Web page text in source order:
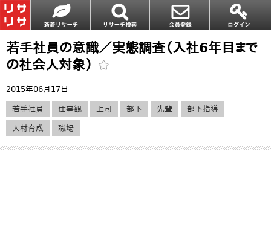
若手社員の意識／実態調査（入社6年目まで
の社会人対象）
2015年06月17日
若手社員 仕事観 上司 部下 先輩 部下指導
人材育成 職場